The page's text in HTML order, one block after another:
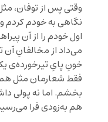
وقتی پس از توفان،
نگاهی به خودم کردم
اول خودم را از آن
می‌داد از مخالفانِ
خونِ پایِ تیرخورده‌ی
فقط شعارمان مثل
بخشم. اما نه پولی
هم به‌زودی فرا